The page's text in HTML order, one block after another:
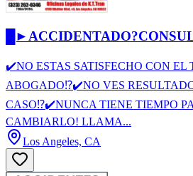
✔️NO ESTAS SATISFECHO CON EL
ABOGADO⁉️✔️NO VES
CASO⁉️✔️NUNCA TIENE TIEMPO
CAMBIARLO! LLAMA...
Los Angeles, CA